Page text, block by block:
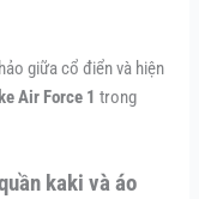
giữa cổ điển và hiện
Air Force 1 trong
kaki và áo